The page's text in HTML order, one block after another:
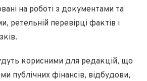
на роботі з документами та
ретельній перевірці фактів і
корисними для редакцій, що
публічних фінансів, відбудови,